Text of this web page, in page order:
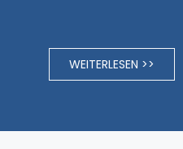
WEITERLESEN >>